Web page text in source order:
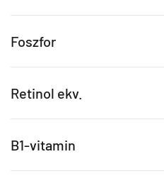
Foszfor
Retinol ekv.
B1-vitamin